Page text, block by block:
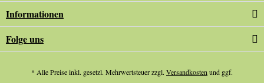
Informationen
Folge uns
* Alle Preise inkl. gesetzl. Mehrwertsteuer zzgl. Versandkosten und ggf.